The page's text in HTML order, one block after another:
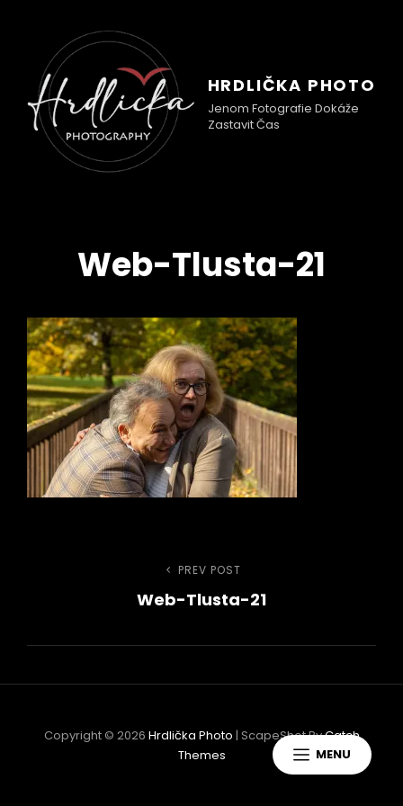
HRDLIČKA PHOTO
Jenom Fotografie Dokáže
Zastavit Čas
MENU
Web-Tlusta-21
Navigace
Previous
Post
PREV POST
Web-Tlusta-21
Copyright © 2026 Hrdlička Photo | ScapeShot ByCatch
Themes